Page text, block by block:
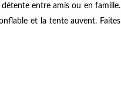
entre amis ou en famille.
et la tente auvent. Faites